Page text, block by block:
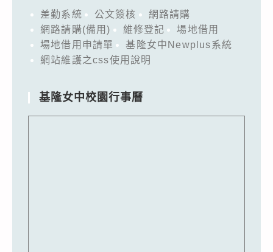
差勤系統 公文簽核
網路請購
網路請購(備用)
維修登記
場地借用
場地借用申請單
基隆女中Newplus系統
網站維護之css使用說明
基隆女中校園行事曆